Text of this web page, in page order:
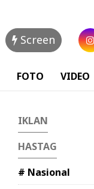
Screen
FOTO VIDEO
IKLAN
HASTAG
# Nasional